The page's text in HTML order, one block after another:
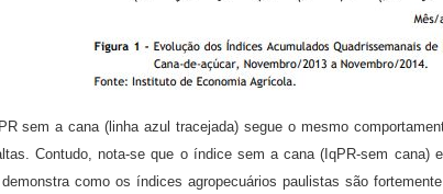
sem a cana (linha azul tracejada) segue o mesmo
Contudo, nota-se que o índice sem a cana (IqPR-sem cana)
como os índices agropecuários paulistas são